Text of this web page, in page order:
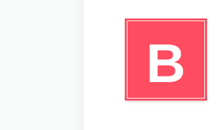
В